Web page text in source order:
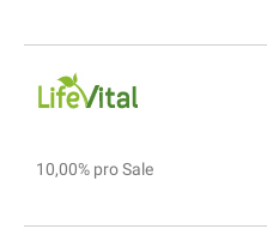
10,00% pro Sale